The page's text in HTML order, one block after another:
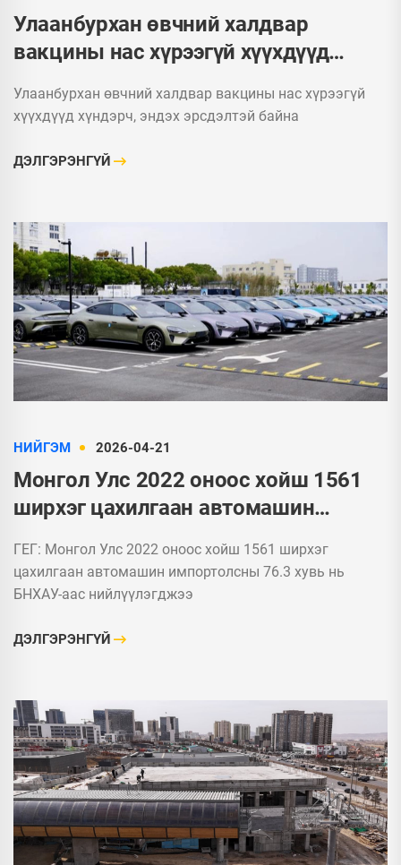
Улаанбурхан өвчний халдвар
вакцины нас хүрээгүй хүүхдүүд
Улаанбурхан өвчний халдвар вакцины нас хүрээгүй
хүүхдүүд хүндэрч, эндэх эрсдэлтэй байна
ДЭЛГЭРЭНГҮЙ
НИЙГЭМ 2026-04-21
Монгол Улс 2022 оноос хойш 1561
ширхэг цахилгаан автомашин
аас нийлүүлэгджээ
ГЕГ: Монгол Улс 2022 оноос хойш 1561 ширхэг
цахилгаан автомашин импортолсны 76.3 хувь нь
БНХАУ-аас нийлүүлэгджээ
ДЭЛГЭРЭНГҮЙ